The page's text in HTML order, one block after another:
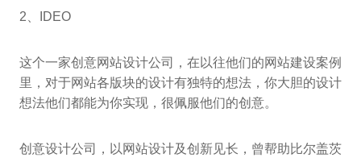
2、IDEO
这个一家创意网站设计公司，在以往他们的网站建设案例
里，对于网站各版块的设计有独特的想法，你大胆的设计
想法他们都能为你实现，很佩服他们的创意。
创意设计公司，以网站设计及创新见长，曾帮助比尔盖茨